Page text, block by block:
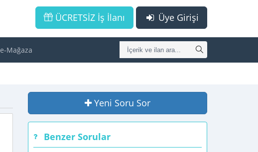
Üye Girişi
ÜCRETSİZ İş İlanı
e-Mağaza
Yeni Soru Sor
Benzer Sorular